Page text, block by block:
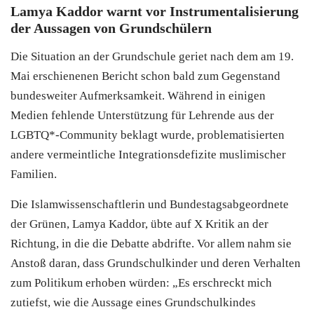
Lamya Kaddor warnt vor Instrumentalisierung
der Aussagen von Grundschülern
Die Situation an der Grundschule geriet nach dem am 19.
Mai erschienenen Bericht schon bald zum Gegenstand
bundesweiter Aufmerksamkeit. Während in einigen
Medien fehlende Unterstützung für Lehrende aus der
LGBTQ*-Community beklagt wurde, problematisierten
andere vermeintliche Integrationsdefizite muslimischer
Familien.
Die Islamwissenschaftlerin und Bundestagsabgeordnete
der Grünen, Lamya Kaddor, übte auf X Kritik an der
Richtung, in die die Debatte abdrifte. Vor allem nahm sie
Anstoß daran, dass Grundschulkinder und deren Verhalten
zum Politikum erhoben würden: „Es erschreckt mich
zutiefst, wie die Aussage eines Grundschulkindes